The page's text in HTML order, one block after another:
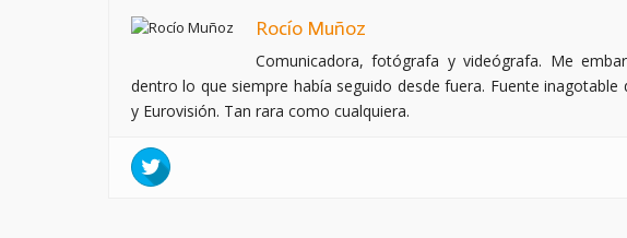
Rocío Muñoz
Comunicadora, fotógrafa y videógrafa. Me
dentro lo que siempre había seguido desde fuera. Fuente
y Eurovisión. Tan rara como cualquiera.